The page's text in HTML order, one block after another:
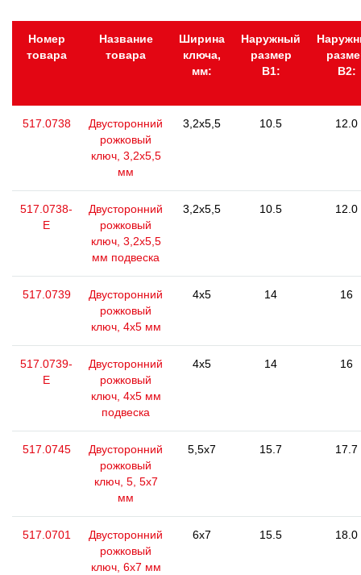
Номер
товара
Название
товара
Ширина
ключа,
мм:
Наружный
размер
В1:
В2:
517.0738
Двусторонний
рожковый
ключ, 3,2х5,5
мм
3,2x5,5 10.5 12.0
517.0738-
E
Двусторонний
рожковый
ключ, 3,2х5,5
мм подвеска
3,2x5,5 10.5 12.0
517.0739
Двусторонний
рожковый
ключ, 4x5 мм
4x5 14 16
517.0739-
E
Двусторонний
рожковый
ключ, 4x5 мм
подвеска
4x5 14 16
517.0745
Двусторонний
рожковый
ключ, 5, 5x7
мм
5,5x7 15.7 17.7
517.0701
Двусторонний
рожковый
ключ, 6х7 мм
6x7 15.5 18.0